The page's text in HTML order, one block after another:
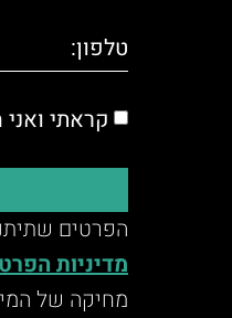
קראתי
הפרטים
מדיניות
מחיקה של